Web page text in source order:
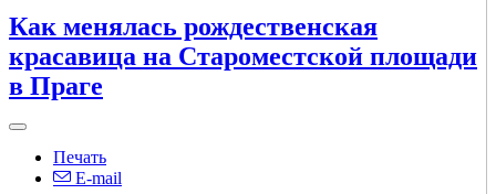
Как менялась рождественская
красавица на Староместской площади
в Праге
Печать
E-mail